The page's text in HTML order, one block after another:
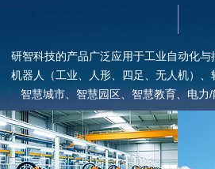
研智科技的产品广泛应用于工业自动化与
机器人（工业、人形、四足、无人机）、
智慧城市、智慧园区、智慧教育、电力/